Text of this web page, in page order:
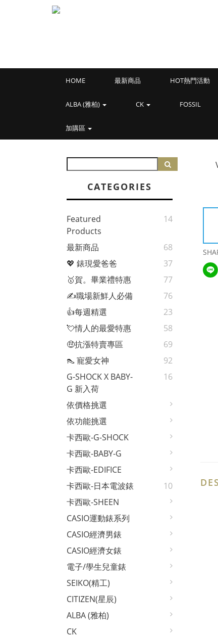
HOME 最新商品 HOT熱門活動
ALBA (雅柏) CK FOSSIL
加購區
CATEGORIES
Featured
Products
14
最新商品
68
💖 錶現愛爸爸
37
🥇賀。畢業禮特惠
77
✍️職場新鮮人必備
76
👍每週精選
23
💘情人的最愛特惠
58
🤑抗漲特賣專區
69
👠 寵愛女神
92
G-SHOCK X BABY-
G 新入荷
16
依價格挑選
依功能挑選
卡西歐-G-SHOCK
卡西歐-BABY-G
卡西歐-EDIFICE
卡西歐-日本電波錶
10
卡西歐-SHEEN
CASIO運動錶系列
CASIO經濟男錶
CASIO經濟女錶
電子/學生兒童錶
SEIKO(精工)
CITIZEN(星辰)
ALBA (雅柏)
CK